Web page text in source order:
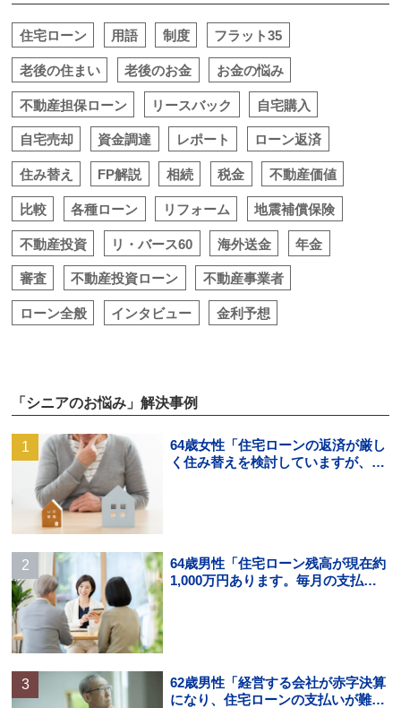
住宅ローン 用語 制度 フラット35
老後の住まい 老後のお金 お金の悩み
不動産担保ローン リースバック 自宅購入
自宅売却 資金調達 レポート ローン返済
住み替え FP解説 相続 税金 不動産価値
比較 各種ローン リフォーム 地震補償保険
不動産投資 リ・バース60 海外送金 年金
審査 不動産投資ローン 不動産事業者
ローン全般 インタビュー 金利予想
「シニアのお悩み」解決事例
64歳女性「住宅ローンの返済が厳し
く住み替えを検討していますが、頭
64歳男性「住宅ローン残高が現在約
1,000万円あります。毎月の支払い
62歳男性「経営する会社が赤字決算
になり、住宅ローンの支払いが難し